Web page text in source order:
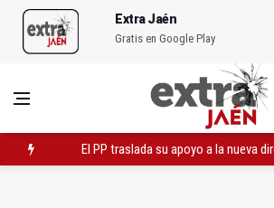
Extra Jaén
Gratis en Google Play
El PP traslada su apoyo a la nueva